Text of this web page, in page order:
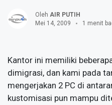
Oleh AIR PUTIH
Mei 14, 2009
1 menit
Kantor ini memiliki
dimigrasi, dan kami pada
mengerjakan 2 PC di
kustomisasi pun mampu